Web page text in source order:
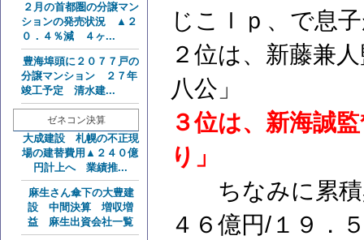
２月の首都圏の分譲マン
ションの発売状況 ▲２
０．４％減 ４ヶ...
豊海埠頭に２０７７戸の
分譲マンション ２７年
竣工予定 清水建...
ゼネコン決算
大成建設 札幌の不正現
場の建替費用▲２４０億
円計上へ 業績推...
麻生さん傘下の大豊建
設 中間決算 増収増
益 麻生出資会社一覧
じこｌｐ、で息
２位は、新藤兼
八公」
３位は、新海誠
り」
ちなみに累積
４６億円/１９．